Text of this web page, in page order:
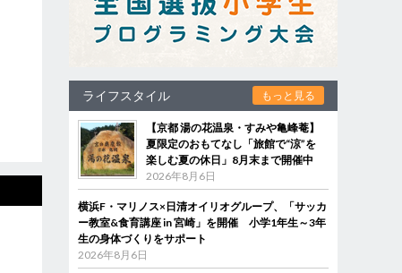
ライフスタイル もっと見る
【京都 湯の花温泉・すみや亀峰菴】
夏限定のおもてなし「旅館で“涼”を
楽しむ夏の休日」8月末まで開催中
2026年8月6日
横浜F・マリノス×日清オイリオグループ、「サッカ
ー教室&食育講座 in 宮崎」を開催 小学1年生～3年
生の身体づくりをサポート
2026年8月6日